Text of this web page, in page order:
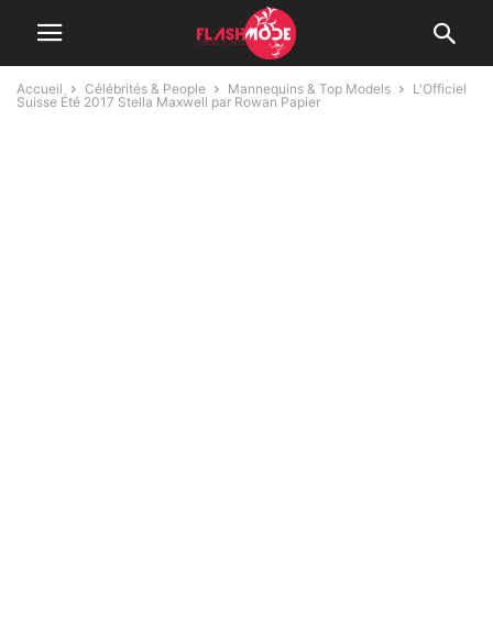
Accueil Célébrités & People Mannequins & Top Models
L'Officiel
Suisse Été 2017 Stella Maxwell par Rowan Papier